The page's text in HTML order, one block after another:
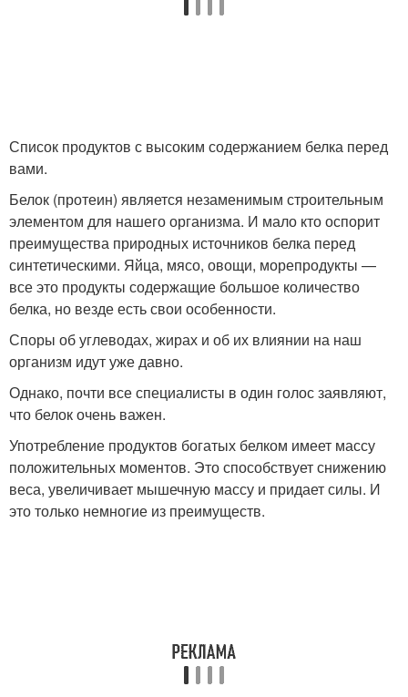
Список продуктов с высоким содержанием белка перед
вами.
Белок (протеин) является незаменимым строительным
элементом для нашего организма. И мало кто оспорит
преимущества природных источников белка перед
синтетическими. Яйца, мясо, овощи, морепродукты —
все это продукты содержащие большое количество
белка, но везде есть свои особенности.
Споры об углеводах, жирах и об их влиянии на наш
организм идут уже давно.
Однако, почти все специалисты в один голос заявляют,
что белок очень важен.
Употребление продуктов богатых белком имеет массу
положительных моментов. Это способствует снижению
веса, увеличивает мышечную массу и придает силы. И
это только немногие из преимуществ.